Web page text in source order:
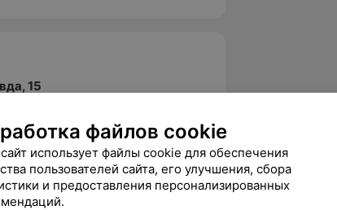
15
лицей No4
парикмахерское
квалификация
файлов cookie
использует файлы cookie для обеспечения
пользователей сайта, его улучшения, сбора
и предоставления персонализированных